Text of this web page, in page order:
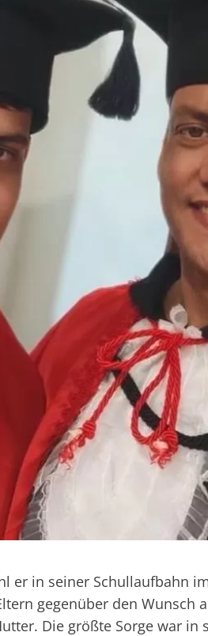
er in seiner Schullaufbahn
gegenüber den Wunsch
Die größte Sorge war in